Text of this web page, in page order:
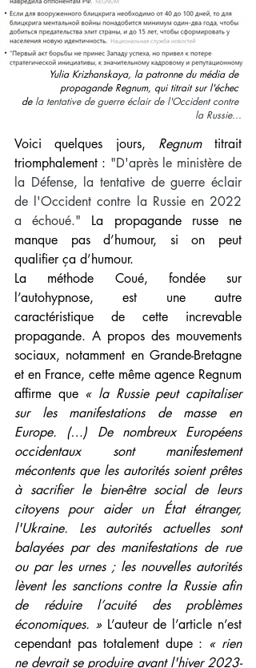
Yulia Krizhanskaya, la patronne du média de
propagande Regnum, qui titrait sur l'échec
de la tentative de guerre éclair de l'Occident contre
la Russie...
Voici quelques jours, Regnum titrait
triomphalement : "D'après le ministère de
la Défense, la tentative de guerre éclair
de l'Occident contre la Russie en 2022
a échoué." La propagande russe ne
manque pas d’humour, si on peut
qualifier ça d’humour.
La méthode Coué, fondée sur
l’autohypnose, est une autre
caractéristique de cette increvable
propagande. A propos des mouvements
sociaux, notamment en Grande-Bretagne
et en France, cette même agence Regnum
affirme que « la Russie peut capitaliser
sur les manifestations de masse en
Europe. (…) De nombreux Européens
occidentaux sont manifestement
mécontents que les autorités soient prêtes
à sacrifier le bien-être social de leurs
citoyens pour aider un État étranger,
l'Ukraine. Les autorités actuelles sont
balayées par des manifestations de rue
ou par les urnes ; les nouvelles autorités
lèvent les sanctions contre la Russie afin
de réduire l’acuité des problèmes
économiques. » L’auteur de l’article n’est
cependant pas totalement dupe : « rien
ne devrait se produire avant l'hiver 2023-